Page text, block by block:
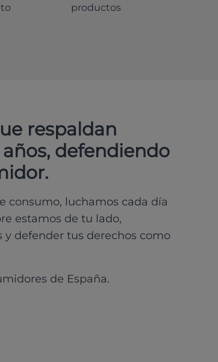
productos
respaldan
defendiendo
consumo, luchamos cada día
estamos de tu lado,
defender tus derechos como
de España.